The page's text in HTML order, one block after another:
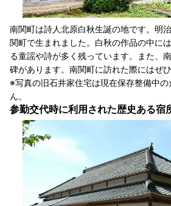
南関町は詩人北原白秋生誕の地です。明
関町で生まれました。白秋の作品の中に
る童謡や詩が多く残っています。また、
碑があります。南関町に訪れた際にはぜ
※写真の旧石井家住宅は現在保存整備中
ん。
参勤交代時に利用された歴史ある宿